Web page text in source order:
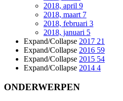
2018, april 9
2018, maart 7
2018, februari 3
2018, januari 5
Expand/Collapse 2017 21
Expand/Collapse 2016 59
Expand/Collapse 2015 54
Expand/Collapse 2014 4
ONDERWERPEN